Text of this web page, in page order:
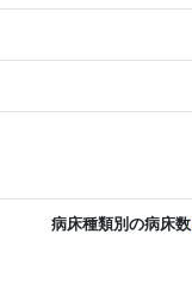
病床種類別の病床数